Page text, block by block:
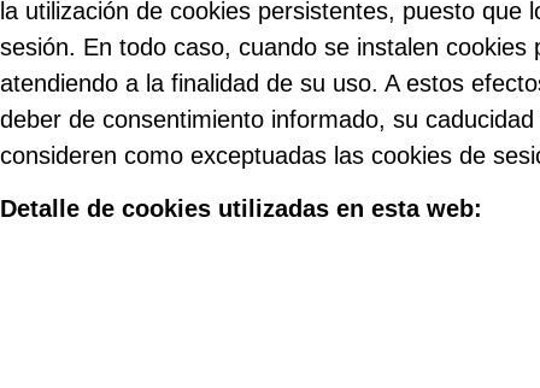
la utilización de cookies persistentes, puesto
sesión. En todo caso, cuando se instalen
atendiendo a la finalidad de su uso. A estos
deber de consentimiento informado, su
consideren como exceptuadas las cookies de
Detalle de cookies utilizadas en esta web: